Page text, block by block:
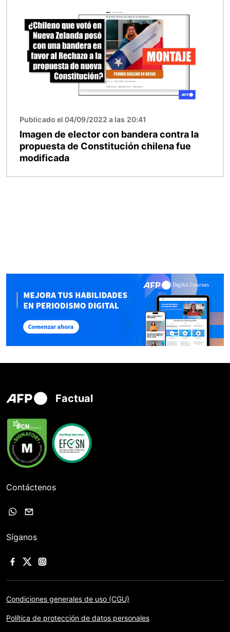
Publicado el 04/09/2022 a las 20:41
Imagen de elector con bandera contra la
propuesta de Constitución chilena fue
modificada
Factual
Contáctenos
Síganos
Condiciones generales de uso (CGU)
Política de protección de datos personales